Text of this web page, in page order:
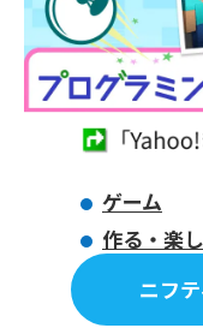
ゲーム
作る・楽
ニフ